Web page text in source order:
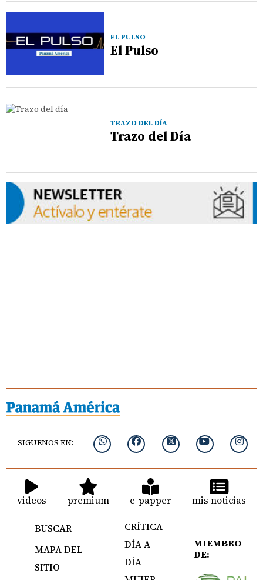
EL PULSO
El Pulso
TRAZO DEL DÍA
Trazo del Día
SIGUENOS EN:
videos premium e-papper mis noticias
BUSCAR
MAPA DEL
SITIO
CRÍTICA
DÍA A
DÍA
MIEMBRO
DE: